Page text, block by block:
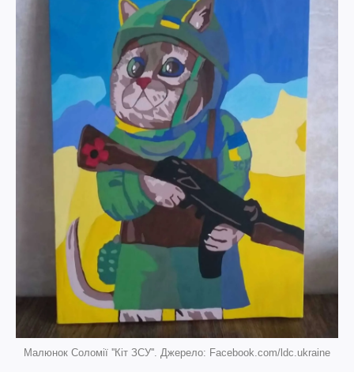
Малюнок Соломії ''Кіт ЗСУ''. Джерело: Facebook.com/ldc.ukraine